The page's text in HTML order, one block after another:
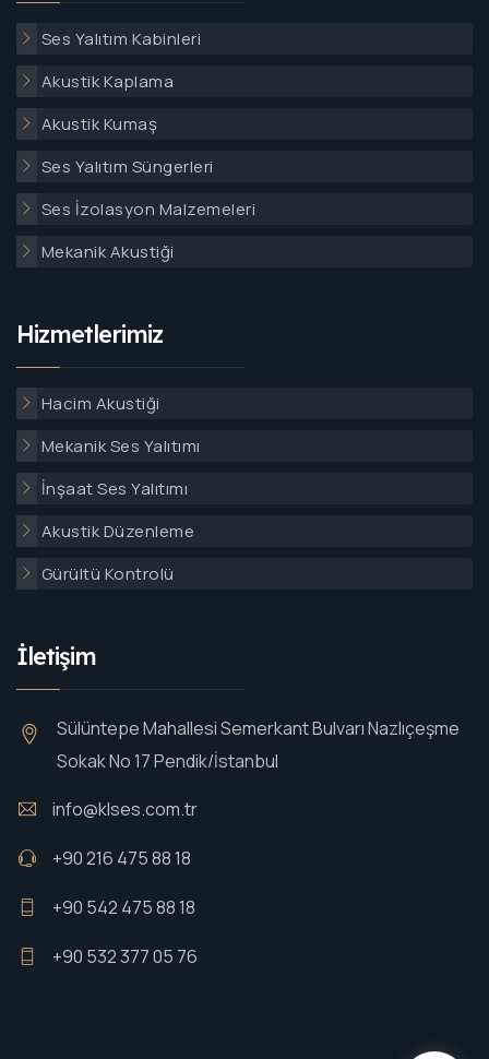
Ses Yalıtım Kabinleri
Akustik Kaplama
Akustik Kumaş
Ses Yalıtım Süngerleri
Ses İzolasyon Malzemeleri
Mekanik Akustiği
Hizmetlerimiz
Hacim Akustiği
Mekanik Ses Yalıtımı
İnşaat Ses Yalıtımı
Akustik Düzenleme
Gürültü Kontrolü
İletişim
Sülüntepe Mahallesi Semerkant Bulvarı Nazlıçeşme
Sokak No 17 Pendik/İstanbul
info@klses.com.tr
+90 216 475 88 18
+90 542 475 88 18
+90 532 377 05 76